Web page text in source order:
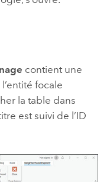
contient une
focale
la table dans
est suivi de l’ID